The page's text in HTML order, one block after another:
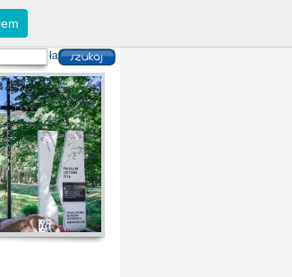
odatki i opłaty lokalne